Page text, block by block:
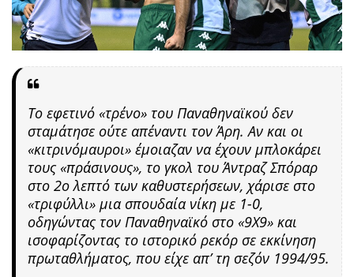
Το εφετινό «τρένο» του Παναθηναϊκού δεν
σταμάτησε ούτε απέναντι τον Άρη. Αν και οι
«κιτρινόμαυροι» έμοιαζαν να έχουν μπλοκάρει
τους «πράσινους», το γκολ του Άντραζ Σπόραρ
στο 2ο λεπτό των καθυστερήσεων, χάρισε στο
«τριφύλλι» μια σπουδαία νίκη με 1-0,
οδηγώντας τον Παναθηναϊκό στο «9Χ9» και
ισοφαρίζοντας το ιστορικό ρεκόρ σε εκκίνηση
πρωταθλήματος, που είχε απ’ τη σεζόν 1994/95.